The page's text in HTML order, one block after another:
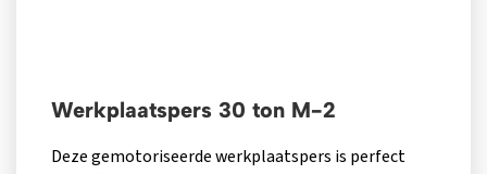
Werkplaatspers 30 ton M-2
Deze gemotoriseerde werkplaatspers is perfect